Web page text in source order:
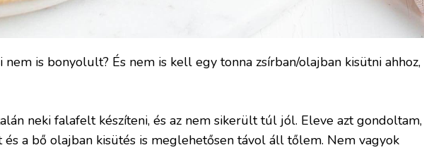
nem is bonyolult? És nem is kell egy tonna zsírban/olajban kisütni ahhoz,
neki falafelt készíteni, és az nem sikerült túl jól. Eleve azt gondoltam,
a bő olajban kisütés is meglehetősen távol áll tőlem. Nem vagyok